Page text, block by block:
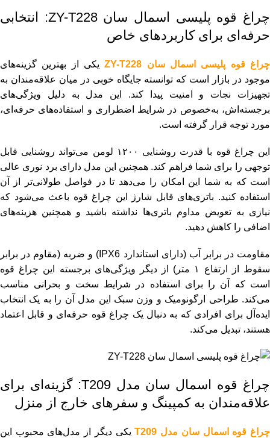
چراغ قوه پلیسی اسمال سان ZY-T228: انتخابی
حرفه‌ای برای کاربردهای خاص
چراغ قوه پلیسی اسمال سان ZY-T228
یکی از بهترین گزینه‌های
موجود در بازار است که توانسته جایگاه خوبی در میان علاقه‌مندان به
تجهیزات نجات و امنیت پیدا کند. این مدل به دلیل ویژگی‌های
برجسته‌اش، به‌خصوص در شرایط اضطراری و استفاده‌های حرفه‌ای،
مورد توجه قرار گرفته است.
این چراغ قوه با قدرت روشنایی ۱۲۰۰ لومن می‌تواند روشنایی قابل
توجهی را برای شما فراهم کند. همچنین این مدل دارای برد نوری عالی
است که به شما این امکان را می‌دهد تا در فواصل طولانی‌تر از آن
استفاده کنید. باتری‌های قابل شارژ این چراغ قوه باعث می‌شود که
نیازی به تعویض مداوم باتری‌ها نداشته باشید و همچنین هزینه‌های
اضافی را کاهش دهید.
مقاومت در برابر آب (دارای استاندارد IPX6) و ضربه (مقاوم در برابر
سقوط از ارتفاع ۱ متر) از دیگر ویژگی‌های برجسته این چراغ قوه
است که آن را برای استفاده در شرایط سخت و بحرانی مناسب
می‌کند. طراحی ارگونومیک و وزن سبک این مدل آن را به یک انتخاب
ایده‌آل برای افرادی که به دنبال یک چراغ قوه حرفه‌ای و قابل اعتماد
هستند، تبدیل می‌کند.
چراغ قوه اسمال سان مدل T209: گزینه‌ای برای
علاقه‌مندان به کمپینگ و سفرهای خارج از منزل
چراغ قوه اسمال سان مدل T209
یکی دیگر از مدل‌های محبوب این